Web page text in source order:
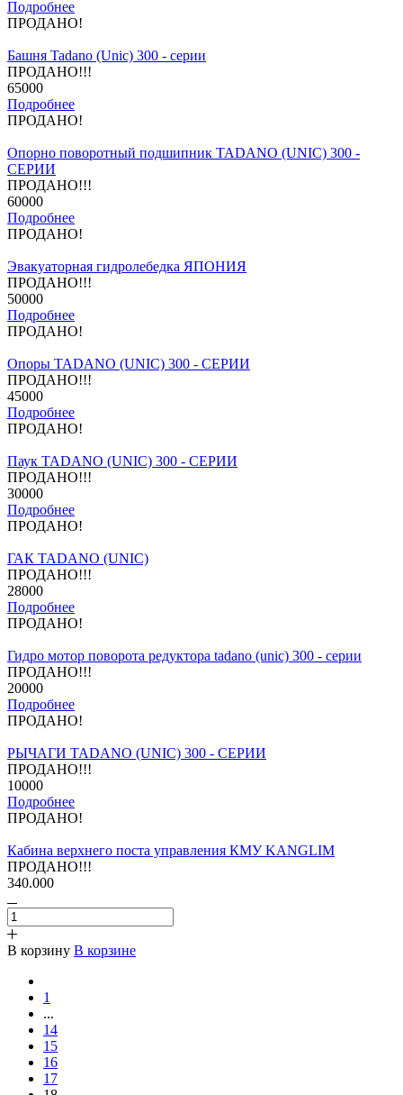
Подробнее
ПРОДАНО!
Башня Tadano (Unic) 300 - серии
ПРОДАНО!!!
65000
Подробнее
ПРОДАНО!
Опорно поворотный подшипник TADANO (UNIC) 300 -
СЕРИИ
ПРОДАНО!!!
60000
Подробнее
ПРОДАНО!
Эвакуаторная гидролебедка ЯПОНИЯ
ПРОДАНО!!!
50000
Подробнее
ПРОДАНО!
Опоры TADANO (UNIC) 300 - СЕРИИ
ПРОДАНО!!!
45000
Подробнее
ПРОДАНО!
Паук TADANO (UNIC) 300 - СЕРИИ
ПРОДАНО!!!
30000
Подробнее
ПРОДАНО!
ГАК TADANO (UNIC)
ПРОДАНО!!!
28000
Подробнее
ПРОДАНО!
Гидро мотор поворота редуктора tadano (unic) 300 - серии
ПРОДАНО!!!
20000
Подробнее
ПРОДАНО!
РЫЧАГИ TADANO (UNIC) 300 - СЕРИИ
ПРОДАНО!!!
10000
Подробнее
ПРОДАНО!
Кабина верхнего поста управления КМУ KANGLIM
ПРОДАНО!!!
340.000
В корзину В корзине
1
...
14
15
16
17